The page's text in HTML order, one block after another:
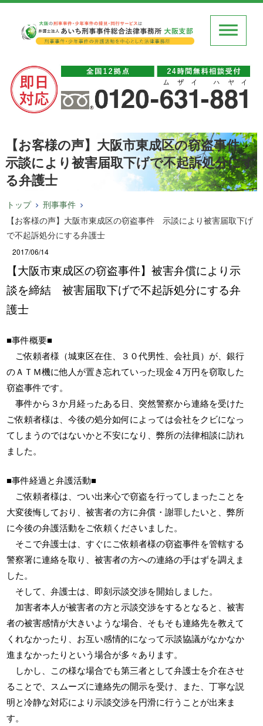
【お客様の声】大阪市東成区の窃盗事件
示談により被害届取下げで不起訴処分にす
る弁護士
トップ
刑事事件
【お客様の声】大阪市東成区の窃盗事件 示談により被害届取下げ
で不起訴処分にする弁護士
2017/06/14
【大阪市東成区の窃盗事件】被害弁償により示
談を締結 被害届取下げで不起訴処分にする弁
護士
■事件概要■
ご依頼者様（城東区在住、３０代男性、会社員）が、銀行
のＡＴＭ機に他人が置き忘れていった現金４万円を窃取した
窃盗事件です。
事件から３か月経ったある日、突然警察から連絡を受けた
ご依頼者様は、今後の処分如何によっては会社をクビになっ
てしまうのではないかと不安になり、弊所の法律相談に訪れ
ました。
■事件経過と弁護活動■
ご依頼者様は、つい出来心で窃盗を行ってしまったことを
大変後悔しており、被害者の方に弁償・謝罪したいと、弊所
に今後の弁護活動をご依頼くださいました。
そこで弁護士は、すぐにご依頼者様の窃盗事件を管轄する
警察署に連絡を取り、被害者の方への連絡の手はずを調えま
した。
そして、弁護士は、即刻示談交渉を開始しました。
加害者本人が被害者の方と示談交渉をするとなると、被害
者の被害感情が大きいような場合、そもそも連絡先を教えて
くれなかったり、お互い感情的になって示談協議がなかなか
進まなかったりという場合が多々あります。
しかし、この様な場合でも第三者として弁護士を介在させ
ることで、スムーズに連絡先の開示を受け、また、丁寧な説
明と冷静な対応により示談交渉を円滑に行うことが出来ま
す。